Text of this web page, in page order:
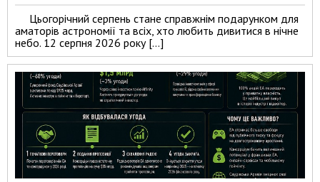
Цьогорічний серпень стане справжнім подарунком для
аматорів астрономії та всіх, хто любить дивитися в нічне
небо. 12 серпня 2026 року […]